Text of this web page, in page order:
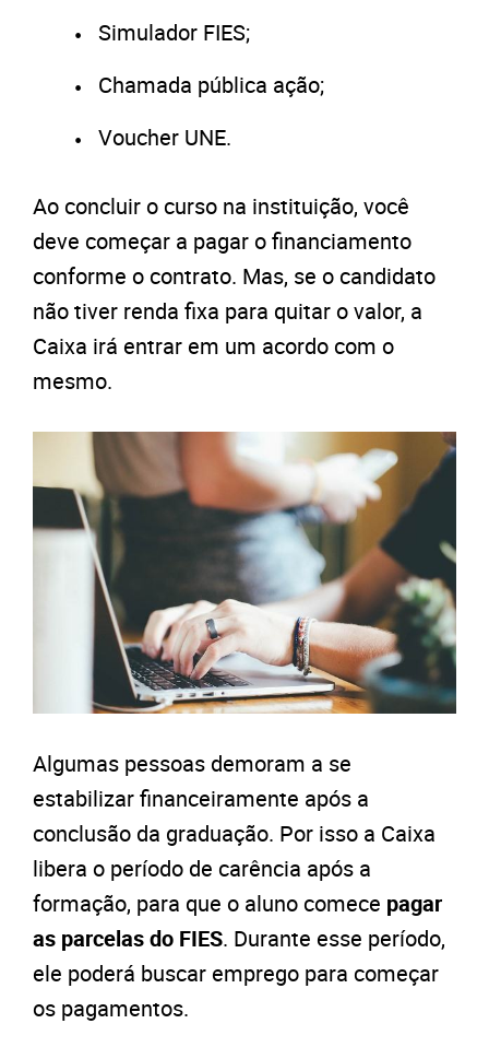
Simulador FIES;
Chamada pública ação;
Voucher UNE.
Ao concluir o curso na instituição, você
deve começar a pagar o financiamento
conforme o contrato. Mas, se o candidato
não tiver renda fixa para quitar o valor, a
Caixa irá entrar em um acordo com o
mesmo.
Algumas pessoas demoram a se
estabilizar financeiramente após a
conclusão da graduação. Por isso a Caixa
libera o período de carência após a
formação, para que o aluno comece pagar
as parcelas do FIES. Durante esse período,
ele poderá buscar emprego para começar
os pagamentos.